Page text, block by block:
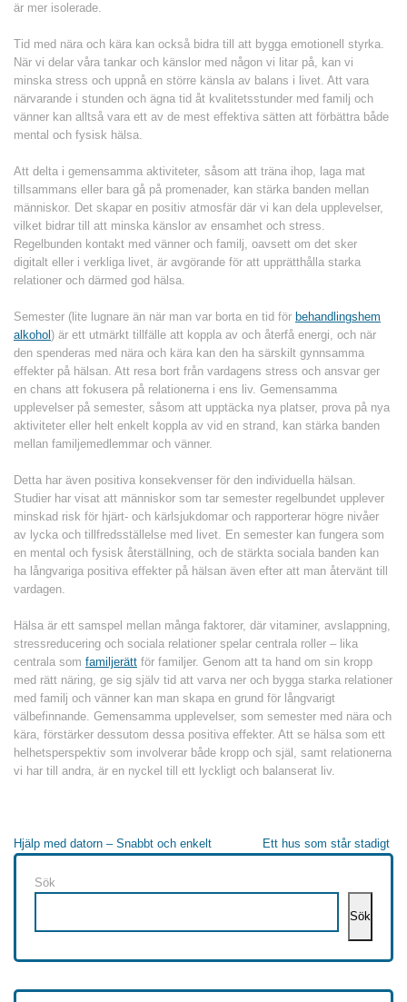
är mer isolerade.
Tid med nära och kära kan också bidra till att bygga emotionell styrka.
När vi delar våra tankar och känslor med någon vi litar på, kan vi
minska stress och uppnå en större känsla av balans i livet. Att vara
närvarande i stunden och ägna tid åt kvalitetsstunder med familj och
vänner kan alltså vara ett av de mest effektiva sätten att förbättra både
mental och fysisk hälsa.
Att delta i gemensamma aktiviteter, såsom att träna ihop, laga mat
tillsammans eller bara gå på promenader, kan stärka banden mellan
människor. Det skapar en positiv atmosfär där vi kan dela upplevelser,
vilket bidrar till att minska känslor av ensamhet och stress.
Regelbunden kontakt med vänner och familj, oavsett om det sker
digitalt eller i verkliga livet, är avgörande för att upprätthålla starka
relationer och därmed god hälsa.
Semester (lite lugnare än när man var borta en tid för behandlingshem
alkohol ) är ett utmärkt tillfälle att koppla av och återfå energi, och när
den spenderas med nära och kära kan den ha särskilt gynnsamma
effekter på hälsan. Att resa bort från vardagens stress och ansvar ger
en chans att fokusera på relationerna i ens liv. Gemensamma
upplevelser på semester, såsom att upptäcka nya platser, prova på nya
aktiviteter eller helt enkelt koppla av vid en strand, kan stärka banden
mellan familjemedlemmar och vänner.
Detta har även positiva konsekvenser för den individuella hälsan.
Studier har visat att människor som tar semester regelbundet upplever
minskad risk för hjärt- och kärlsjukdomar och rapporterar högre nivåer
av lycka och tillfredsställelse med livet. En semester kan fungera som
en mental och fysisk återställning, och de stärkta sociala banden kan
ha långvariga positiva effekter på hälsan även efter att man återvänt till
vardagen.
Hälsa är ett samspel mellan många faktorer, där vitaminer, avslappning,
stressreducering och sociala relationer spelar centrala roller – lika
centrala som familjerätt för familjer. Genom att ta hand om sin kropp
med rätt näring, ge sig själv tid att varva ner och bygga starka relationer
med familj och vänner kan man skapa en grund för långvarigt
välbefinnande. Gemensamma upplevelser, som semester med nära och
kära, förstärker dessutom dessa positiva effekter. Att se hälsa som ett
helhetsperspektiv som involverar både kropp och själ, samt relationerna
vi har till andra, är en nyckel till ett lyckligt och balanserat liv.
Inläggsnavigering
Hjälp med datorn – Snabbt och enkelt Ett hus som står stadigt
Sök
Sök